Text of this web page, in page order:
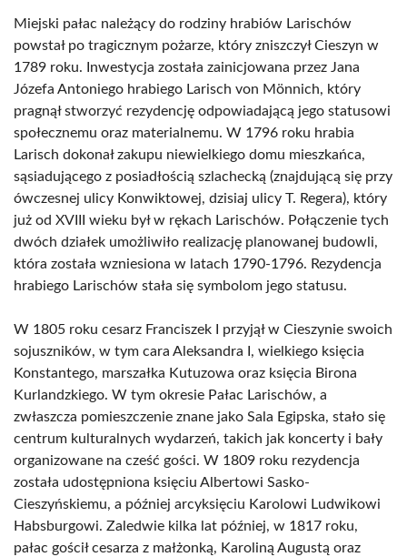
Miejski pałac należący do rodziny hrabiów Larischów
powstał po tragicznym pożarze, który zniszczył Cieszyn w
1789 roku. Inwestycja została zainicjowana przez Jana
Józefa Antoniego hrabiego Larisch von Mönnich, który
pragnął stworzyć rezydencję odpowiadającą jego statusowi
społecznemu oraz materialnemu. W 1796 roku hrabia
Larisch dokonał zakupu niewielkiego domu mieszkańca,
sąsiadującego z posiadłością szlachecką (znajdującą się przy
ówczesnej ulicy Konwiktowej, dzisiaj ulicy T. Regera), który
już od XVIII wieku był w rękach Larischów. Połączenie tych
dwóch działek umożliwiło realizację planowanej budowli,
która została wzniesiona w latach 1790-1796. Rezydencja
hrabiego Larischów stała się symbolom jego statusu.
W 1805 roku cesarz Franciszek I przyjął w Cieszynie swoich
sojuszników, w tym cara Aleksandra I, wielkiego księcia
Konstantego, marszałka Kutuzowa oraz księcia Birona
Kurlandzkiego. W tym okresie Pałac Larischów, a
zwłaszcza pomieszczenie znane jako Sala Egipska, stało się
centrum kulturalnych wydarzeń, takich jak koncerty i bały
organizowane na cześć gości. W 1809 roku rezydencja
została udostępniona księciu Albertowi Sasko-
Cieszyńskiemu, a później arcyksięciu Karolowi Ludwikowi
Habsburgowi. Zaledwie kilka lat później, w 1817 roku,
pałac gościł cesarza z małżonką, Karoliną Augustą oraz